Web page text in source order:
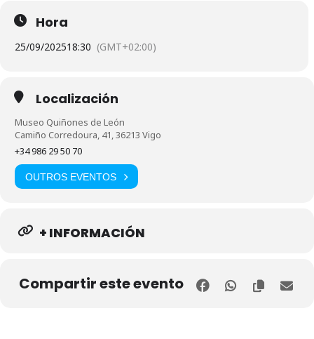
Hora
25/09/202518:30 (GMT+02:00)
Localización
Museo Quiñones de León
Camiño Corredoura, 41, 36213 Vigo
+34 986 29 50 70
OUTROS EVENTOS
+ INFORMACIÓN
Compartir este evento